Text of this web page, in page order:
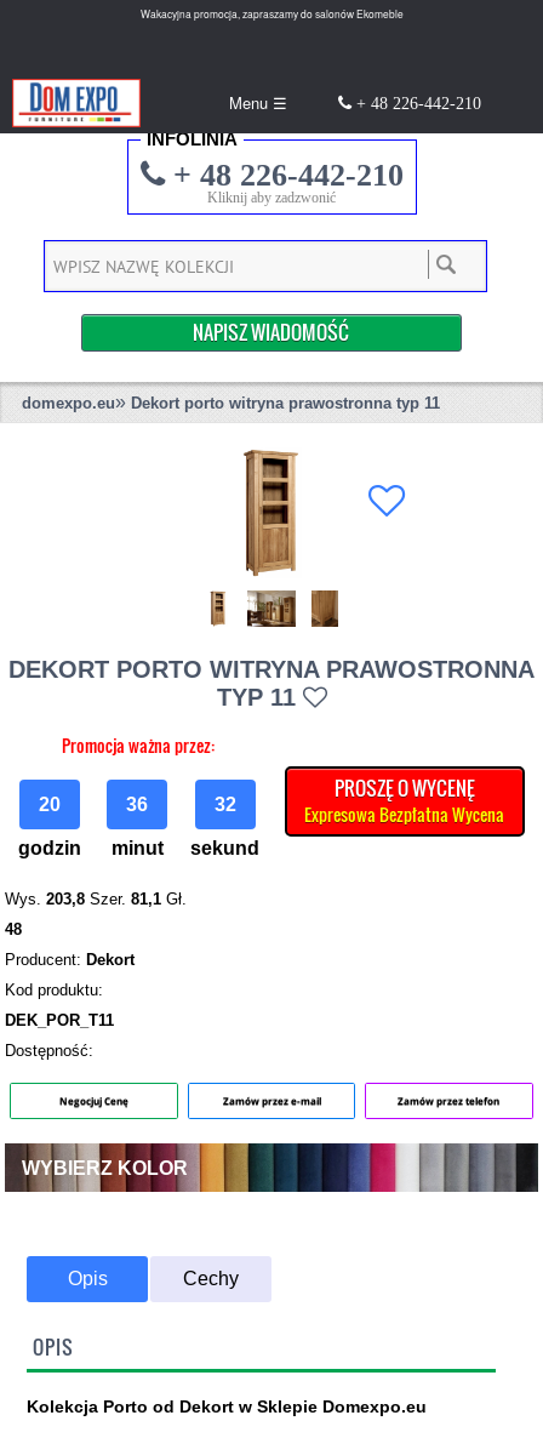
Wakacyjna promocja, zapraszamy do salonów Ekomeble
Menu ☰ + 48 226-442-210
INFOLINIA
+ 48 226-442-210
Kliknij aby zadzwonić
NAPISZ WIADOMOŚĆ
domexpo.eu» Dekort porto witryna prawostronna typ 11
DEKORT PORTO WITRYNA PRAWOSTRONNA
TYP 11
Promocja ważna przez:
20
godzin
36
minut
30
sekund
PROSZĘ O WYCENĘ
Expresowa Bezpłatna Wycena
Wys.203,8 Szer.81,1 Gł.
48
Producent: Dekort
Kod produktu:
DEK_POR_T11
Dostępność:
Negocjuj Cenę Zamów przez e-mail Zamów przez telefon
WYBIERZ KOLOR
Opis Cechy
OPIS
Kolekcja Porto od Dekort w Sklepie Domexpo.eu